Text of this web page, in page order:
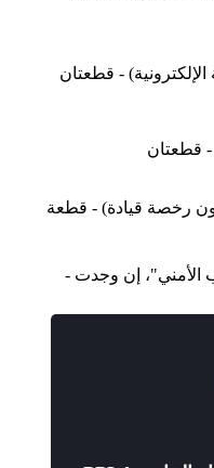
- قطعتان
- قطعتان
رخصة قيادة) - قطعة
الأمني"، إن وجدت -